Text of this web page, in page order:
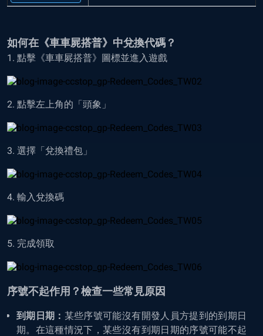
如何在《車車屍搭普》中兌換代碼？
1. 點擊《車車屍搭普》圖標並進入遊戲
2. 點擊左上角的「頭象」
3. 選擇「兌換禮包」
4. 輸入兌換碼
5. 完成領取
序號不起作用？檢查一些常見原因
到期日期： 某些序號可能沒有開發人員方提到的到期日
期。在這種情況下，某些沒有到期日期的序號可能不起